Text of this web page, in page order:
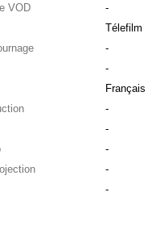
VOD
-
Télefilm
-
-
Français
-
-
-
-
-